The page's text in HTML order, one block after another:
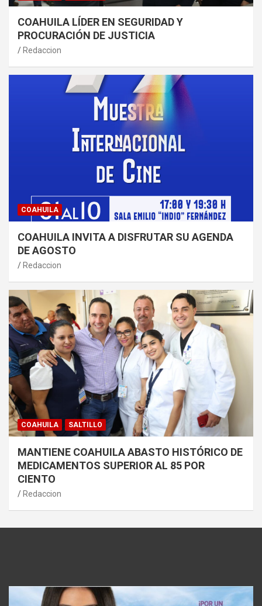
COAHUILA LÍDER EN SEGURIDAD Y
PROCURACIÓN DE JUSTICIA
Redaccion
COAHUILA
COAHUILA INVITA A DISFRUTAR SU AGENDA
DE AGOSTO
Redaccion
COAHUILA SALTILLO
MANTIENE COAHUILA ABASTO HISTÓRICO DE
MEDICAMENTOS SUPERIOR AL 85 POR
CIENTO
Redaccion